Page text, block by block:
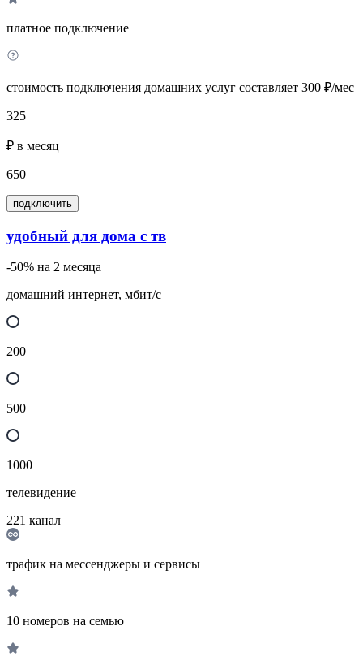
платное подключение
стоимость подключения домашних услуг составляет 300 ₽/мес
325
₽ в месяц
650
подключить
удобный для дома с тв
-50% на 2 месяца
домашний интернет, мбит/с
200
500
1000
телевидение
221 канал
трафик на мессенджеры и сервисы
10 номеров на семью